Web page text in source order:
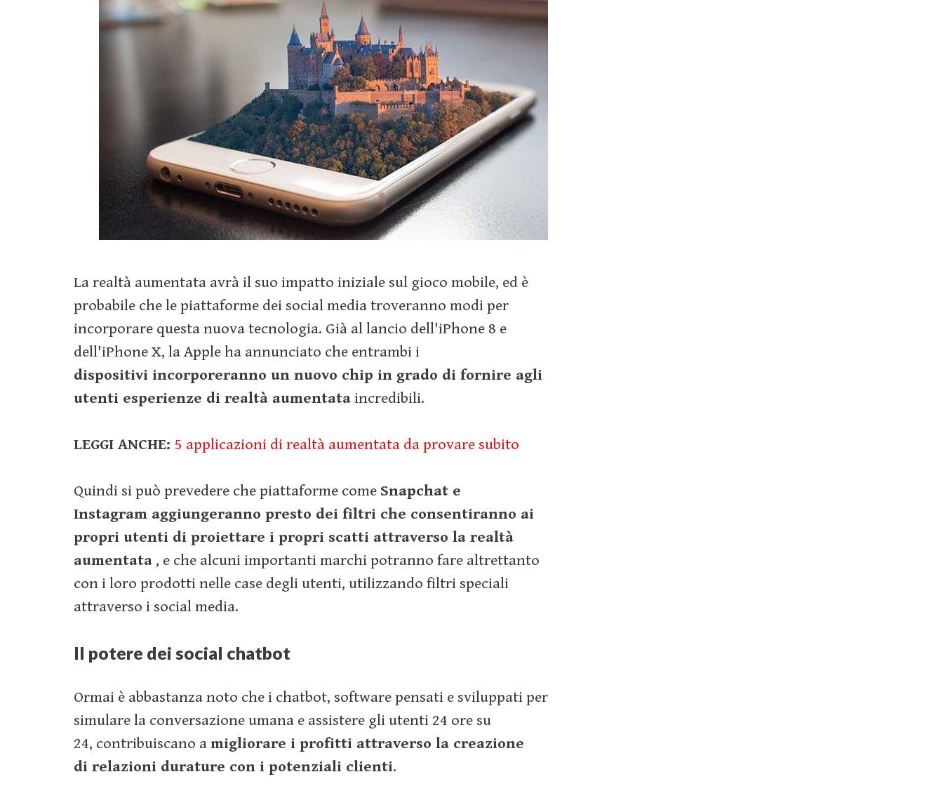
La realtà aumentata avrà il suo impatto iniziale sul gioco mobile, ed è
probabile che le piattaforme dei social media troveranno modi per
incorporare questa nuova tecnologia. Già al lancio dell'iPhone 8 e
dell'iPhone X, la Apple ha annunciato che entrambi i
dispositivi incorporeranno un nuovo chip in grado di fornire agli
utenti esperienze di realtà aumentata incredibili.
LEGGI ANCHE: 5 applicazioni di realtà aumentata da provare subito
Quindi si può prevedere che piattaforme come Snapchat e
Instagram aggiungeranno presto dei filtri che consentiranno ai
propri utenti di proiettare i propri scatti attraverso la realtà
aumentata , e che alcuni importanti marchi potranno fare altrettanto
con i loro prodotti nelle case degli utenti, utilizzando filtri speciali
attraverso i social media.
Il potere dei social chatbot
Ormai è abbastanza noto che i chatbot, software pensati e sviluppati per
simulare la conversazione umana e assistere gli utenti 24 ore su
24, contribuiscano a migliorare i profitti attraverso la creazione
di relazioni durature con i potenziali clienti.